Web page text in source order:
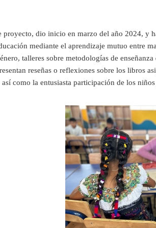
proyecto, dio inicio en marzo del año 2024, y
mediante el aprendizaje mutuo entre
talleres sobre metodologías de
reseñas o reflexiones sobre los libros
como la entusiasta participación de los